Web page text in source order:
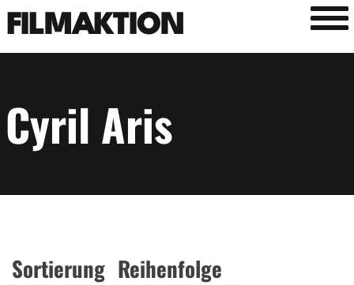
FILMAKTION
Cyril Aris
Sortierung Reihenfolge